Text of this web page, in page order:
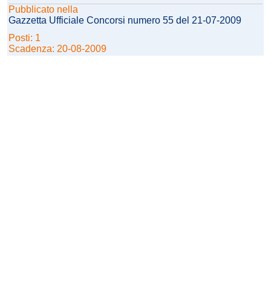
Pubblicato nella
Gazzetta Ufficiale Concorsi numero 55 del 21-07-2009
Posti: 1
Scadenza: 20-08-2009